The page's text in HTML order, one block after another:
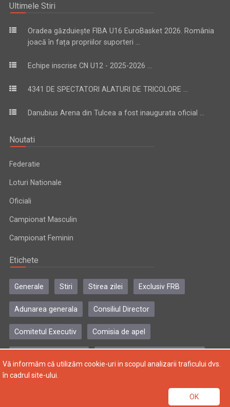
Ultimele Stiri
Oradea găzduiește FIBA U16 EuroBasket 2026. România
joacă în fața propriilor suporteri ...
Echipe inscrise CN U12 - 2025-2026 ...
4341 DE SPECTATORI ALATURI DE TRICOLORE ...
Danubius Arena din Tulcea a fost inaugurata oficial ...
Noutati
Federatie
Loturi Nationale
Oficiali
Campionat Masculin
Campionat Feminin
Etichete
Generale Stiri Stirea zilei Exclusiv FRB
Adunarea generala Consiliul Director
Comitetul Executiv Comisia de apel
Copyright © 2004-2024, Federatia Romana de Baschet. Toate
Vă informăm că utilizăm cookie-uri in scopul analizarii traficului dvs.
în cadrul site-ului.
OK